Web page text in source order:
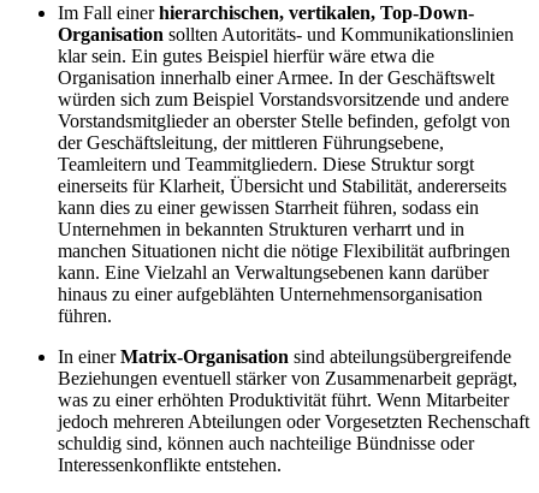
Im Fall einerhierarchischen, vertikalen, Top-Down-
Organisation sollten Autoritäts- und Kommunikationslinien
klar sein. Ein gutes Beispiel hierfür wäre etwa die
Organisation innerhalb einer Armee. In der Geschäftswelt
würden sich zum Beispiel Vorstandsvorsitzende und andere
Vorstandsmitglieder an oberster Stelle befinden, gefolgt von
der Geschäftsleitung, der mittleren Führungsebene,
Teamleitern und Teammitgliedern. Diese Struktur sorgt
einerseits für Klarheit, Übersicht und Stabilität, andererseits
kann dies zu einer gewissen Starrheit führen, sodass ein
Unternehmen in bekannten Strukturen verharrt und in
manchen Situationen nicht die nötige Flexibilität aufbringen
kann. Eine Vielzahl an Verwaltungsebenen kann darüber
hinaus zu einer aufgeblähten Unternehmensorganisation
führen.
In einerMatrix-Organisation sind abteilungsübergreifende
Beziehungen eventuell stärker von Zusammenarbeit geprägt,
was zu einer erhöhten Produktivität führt. Wenn Mitarbeiter
jedoch mehreren Abteilungen oder Vorgesetzten Rechenschaft
schuldig sind, können auch nachteilige Bündnisse oder
Interessenkonflikte entstehen.